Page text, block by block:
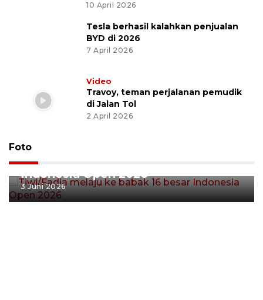
10 April 2026
Tesla berhasil kalahkan penjualan
BYD di 2026
7 April 2026
Video
Travoy, teman perjalanan pemudik
di Jalan Tol
2 April 2026
Foto
Tiwi/Fadia melaju ke babak 16 besar
Indonesia Open 2026
3 Juni 2026